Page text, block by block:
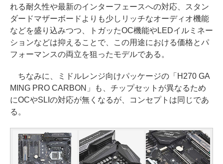
れる耐久性や最新のインターフェースへの対応、スタン
ダードマザーボードよりも少しリッチなオーディオ機能
などを盛り込みつつ、トガッたOC機能やLEDイルミネー
ションなどは抑えることで、この用途における価格とパ
フォーマンスの両立を狙ったモデルである。
ちなみに、ミドルレンジ向けパッケージの「H270 GA
MING PRO CARBON」も、チップセットが異なるため
にOCやSLIの対応が無くなるが、コンセプトは同じであ
る。